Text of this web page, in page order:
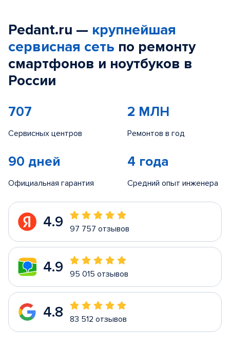
Pedant.ru — крупнейшая
сервисная сеть по ремонту
смартфонов и ноутбуков в
России
707
Сервисных центров
2 МЛН
Ремонтов в год
90 дней
Официальная гарантия
4 года
Средний опыт инженера
4.9 97 757 отзывов
4.9 95 015 отзывов
4.8 83 512 отзывов